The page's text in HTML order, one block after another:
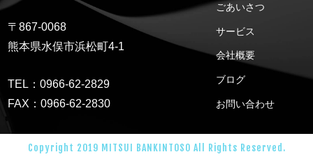
〒867-0068
熊本県水俣市浜松町4-1
TEL：0966-62-2829
FAX：0966-62-2830
ごあいさつ
サービス
会社概要
ブログ
お問い合わせ
Copyright 2019 MITSUI BANKINTOSO All Rights Reserved.